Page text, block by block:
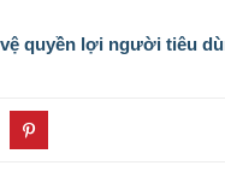
quyền lợi người tiêu